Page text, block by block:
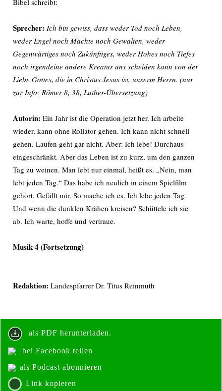
Bibel schreibt:
Sprecher: Ich bin gewiss, dass weder Tod noch Leben,
weder Engel noch Mächte noch Gewalten, weder
Gegenwärtiges noch Zukünftiges, weder Hohes noch Tiefes
noch irgendeine andere Kreatur uns scheiden kann von der
Liebe Gottes, die in Christus Jesus ist, unserm Herrn. (nur
zur Info: Römer 8, 38, Luther-Übersetzung)
Autorin: Ein Jahr ist die Operation jetzt her. Ich arbeite
wieder, kann ohne Rollator gehen. Ich kann nicht schnell
gehen. Laufen geht gar nicht. Aber: Ich lebe! Durchaus
eingeschränkt. Aber das Leben ist zu kurz, um den ganzen
Tag zu weinen. Man lebt nur einmal, heißt es. „Nein, man
lebt jeden Tag.“ Das habe ich neulich in einem Spielfilm
gehört. Gefällt mir. So mache ich es. Ich lebe jeden Tag.
Und wenn die dunklen Krähen kreisen? Schüttele ich sie
ab. Ich warte, hoffe und vertraue.
Musik 4 (Fortsetzung)
Redaktion: Landespfarrer Dr. Titus Reinmuth
als PDF herunterladen.
bei Facebook teilen
als Podcast abonnieren
Link kopieren